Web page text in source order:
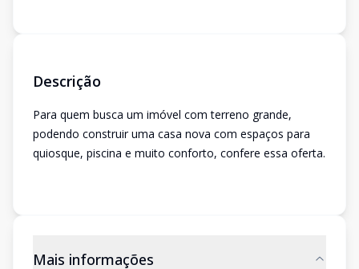
Descrição
Para quem busca um imóvel com terreno grande,
podendo construir uma casa nova com espaços para
quiosque, piscina e muito conforto, confere essa oferta.
Mais informações